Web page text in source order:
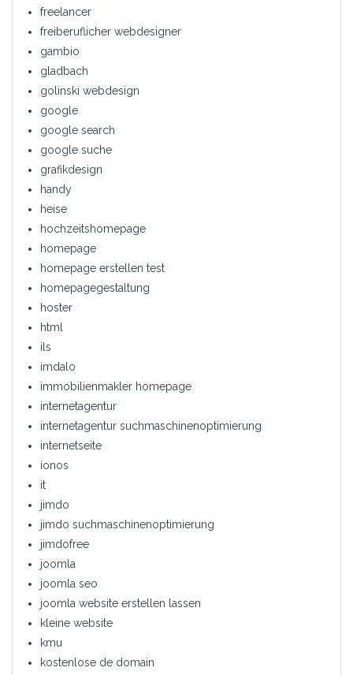
freelancer
freiberuflicher webdesigner
gambio
gladbach
golinski webdesign
google
google search
google suche
grafikdesign
handy
heise
hochzeitshomepage
homepage
homepage erstellen test
homepagegestaltung
hoster
html
ils
imdalo
immobilienmakler homepage
internetagentur
internetagentur suchmaschinenoptimierung
internetseite
ionos
it
jimdo
jimdo suchmaschinenoptimierung
jimdofree
joomla
joomla seo
joomla website erstellen lassen
kleine website
kmu
kostenlose de domain